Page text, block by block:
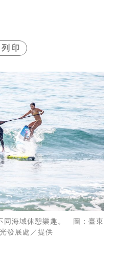
列印
同海域休憩樂趣。 圖：臺東
發展處／提供